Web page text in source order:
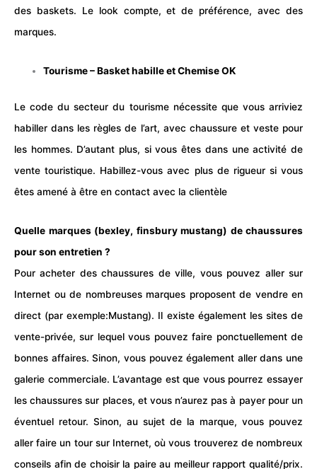
des baskets. Le look compte, et de préférence, avec des
marques.
Tourisme – Basket habille et Chemise OK
Le code du secteur du tourisme nécessite que vous arriviez
habiller dans les règles de l’art, avec chaussure et veste pour
les hommes. D’autant plus, si vous êtes dans une activité de
vente touristique. Habillez-vous avec plus de rigueur si vous
êtes amené à être en contact avec la clientèle
Quelle marques (bexley, finsbury mustang) de chaussures
pour son entretien ?
Pour acheter des chaussures de ville, vous pouvez aller sur
Internet ou de nombreuses marques proposent de vendre en
direct (par exemple:Mustang). Il existe également les sites de
vente-privée, sur lequel vous pouvez faire ponctuellement de
bonnes affaires. Sinon, vous pouvez également aller dans une
galerie commerciale. L’avantage est que vous pourrez essayer
les chaussures sur places, et vous n’aurez pas à payer pour un
éventuel retour. Sinon, au sujet de la marque, vous pouvez
aller faire un tour sur Internet, où vous trouverez de nombreux
conseils afin de choisir la paire au meilleur rapport qualité/prix.